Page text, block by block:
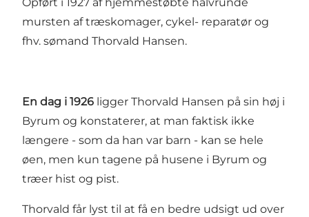
mursten af træskomager, cykel- reparatør og
fhv. sømand Thorvald Hansen.
En dag i 1926 ligger Thorvald Hansen på sin høj i
Byrum og konstaterer, at man faktisk ikke
længere - som da han var barn - kan se hele
øen, men kun tagene på husene i Byrum og
træer hist og pist.
Thorvald får lyst til at få en bedre udsigt ud over